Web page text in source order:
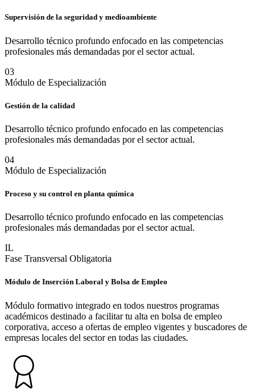
Supervisión de la seguridad y medioambiente
Desarrollo técnico profundo enfocado en las competencias
profesionales más demandadas por el sector actual.
03
Módulo de Especialización
Gestión de la calidad
Desarrollo técnico profundo enfocado en las competencias
profesionales más demandadas por el sector actual.
04
Módulo de Especialización
Proceso y su control en planta química
Desarrollo técnico profundo enfocado en las competencias
profesionales más demandadas por el sector actual.
IL
Fase Transversal Obligatoria
Módulo de Inserción Laboral y Bolsa de Empleo
Módulo formativo integrado en todos nuestros programas
académicos destinado a facilitar tu alta en bolsa de empleo
corporativa, acceso a ofertas de empleo vigentes y buscadores de
empresas locales del sector en todas las ciudades.